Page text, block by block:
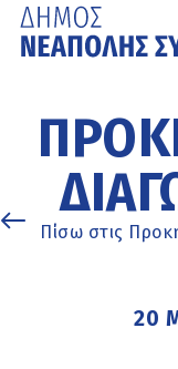
κυρίως
περιεχόμενο
Πίσω στις
20